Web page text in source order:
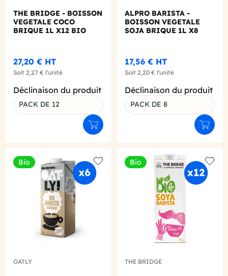
THE BRIDGE - BOISSON
VEGETALE COCO
BRIQUE 1L X12 BIO
27,20 € HT
Soit 2,27 € l'unité
Déclinaison du produit
PACK DE 12
Ajouter au panier
ALPRO BARISTA -
BOISSON VEGETALE
SOJA BRIQUE 1L X8
17,56 € HT
Soit 2,20 € l'unité
Déclinaison du produit
PACK DE 8
Bio
Add to wishlist
OATLY
Bio
Add
THE BRIDGE